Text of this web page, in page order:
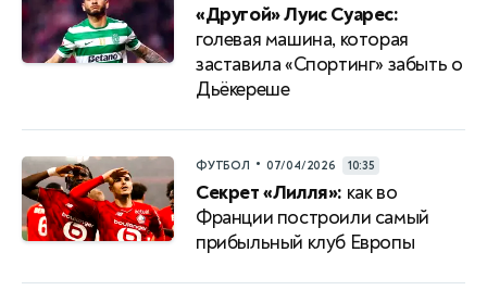
«Другой» Луис Суарес:
голевая машина, которая
заставила «Спортинг» забыть о
Дьёкереше
ФУТБОЛ • 07/04/2026 10:35
Секрет «Лилля»: как во
Франции построили самый
прибыльный клуб Европы